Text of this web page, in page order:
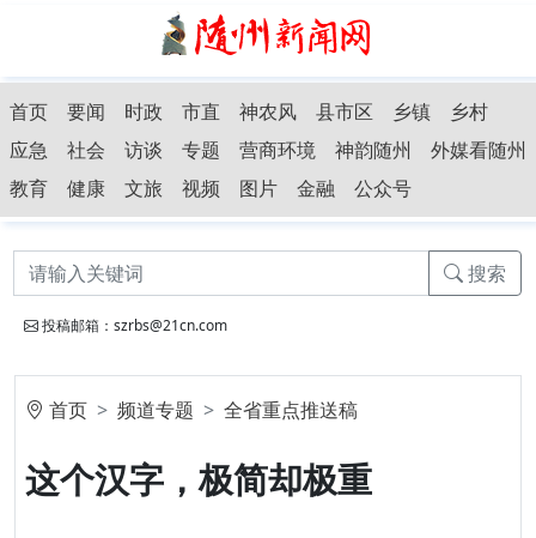
首页 要闻 时政 市直 神农风 县市区 乡镇
乡村
应急
社会 访谈 专题 营商环境 神韵随州
外媒看随州
教育
健康 文旅 视频 图片 金融 公众号
搜索
投稿邮箱：szrbs@21cn.com
首页 频道专题 全省重点推送稿
这个汉字，极简却极重